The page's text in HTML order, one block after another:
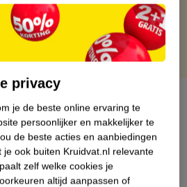
kaart
privacy
je de beste online ervaring te
persoonlijker en makkelijker te
de beste acties en aanbiedingen
ook buiten Kruidvat.nl relevante
zelf welke cookies je
altijd aanpassen of